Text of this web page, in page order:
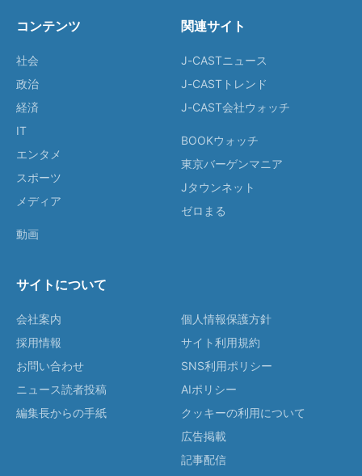
コンテンツ
社会
政治
経済
IT
エンタメ
スポーツ
メディア
動画
関連サイト
J-CASTニュース
J-CASTトレンド
J-CAST会社ウォッチ
BOOKウォッチ
東京バーゲンマニア
Jタウンネット
ゼロまる
サイトについて
会社案内
採用情報
お問い合わせ
ニュース読者投稿
編集長からの手紙
個人情報保護方針
サイト利用規約
SNS利用ポリシー
AIポリシー
クッキーの利用について
広告掲載
記事配信